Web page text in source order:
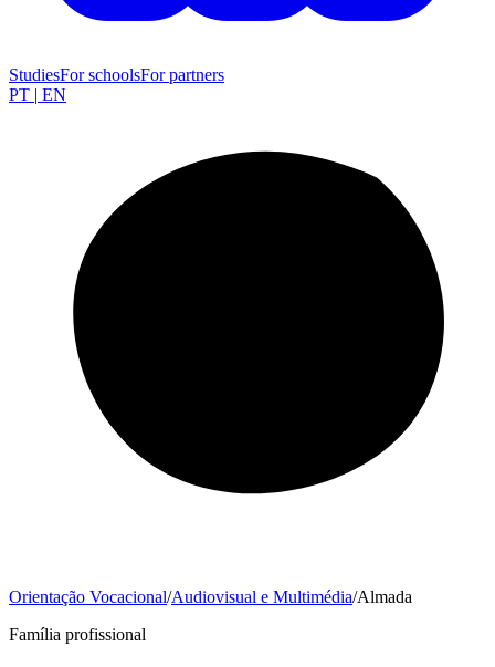
StudiesFor schoolsFor partners
PT | EN
Orientação Vocacional/Audiovisual e Multimédia/Almada
Família profissional